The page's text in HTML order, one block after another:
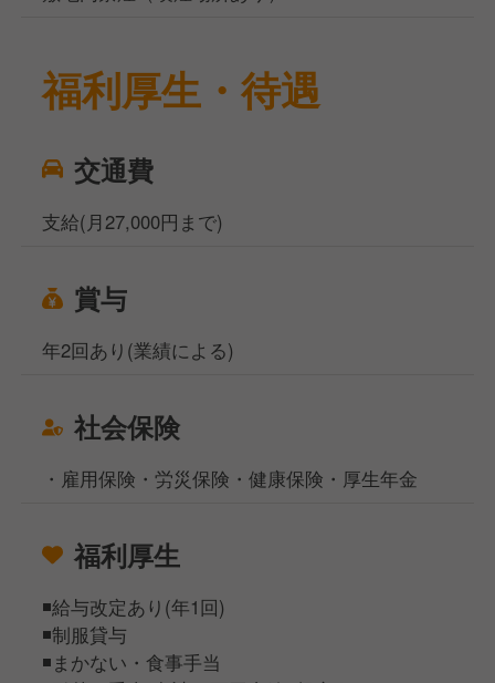
福利厚生・待遇
交通費
支給(月27,000円まで)
賞与
年2回あり(業績による)
社会保険
・雇用保険・労災保険・健康保険・厚生年金
福利厚生
◾️給与改定あり(年1回)
◾️制服貸与
◾️まかない・食事手当